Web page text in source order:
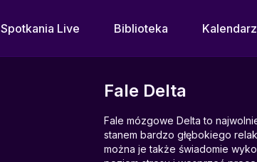
Spotkania Live Biblioteka Kalendarz
Fale Delta
Fale mózgowe Delta to
stanem bardzo głębokiego
można je także świadomie